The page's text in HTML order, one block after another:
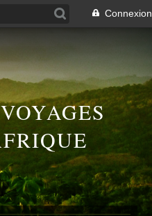
Connexion